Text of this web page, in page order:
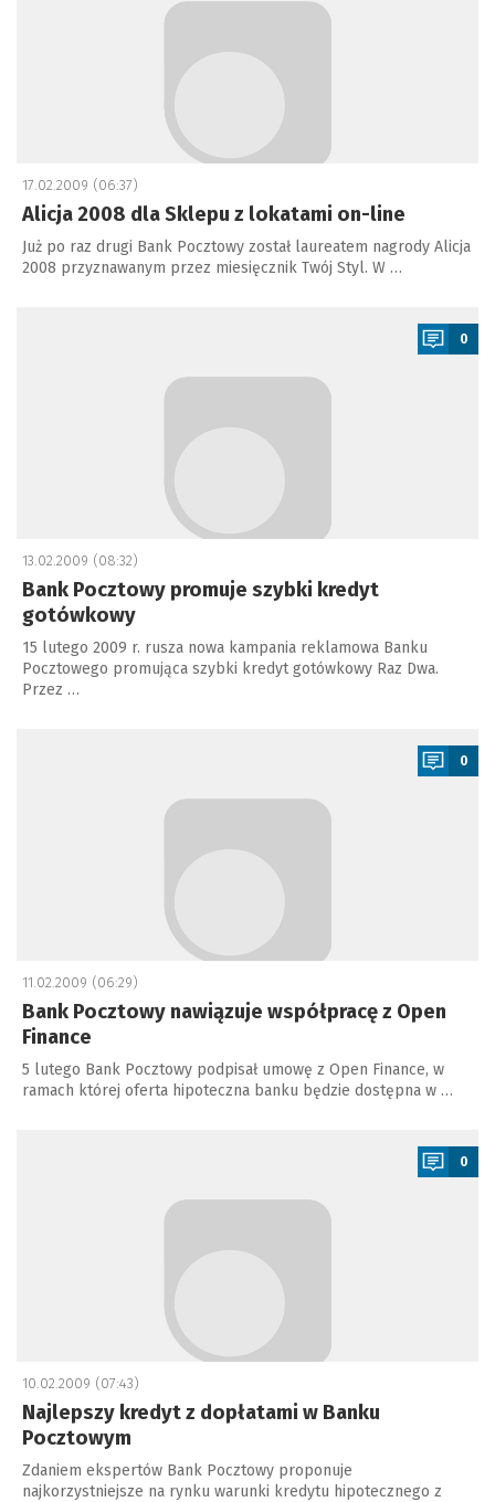
17.02.2009 (06:37)
Alicja 2008 dla Sklepu z lokatami on-line
Już po raz drugi Bank Pocztowy został laureatem nagrody Alicja
2008 przyznawanym przez miesięcznik Twój Styl. W …
0
13.02.2009 (08:32)
Bank Pocztowy promuje szybki kredyt
gotówkowy
15 lutego 2009 r. rusza nowa kampania reklamowa Banku
Pocztowego promująca szybki kredyt gotówkowy Raz Dwa.
Przez …
0
11.02.2009 (06:29)
Bank Pocztowy nawiązuje współpracę z Open
Finance
5 lutego Bank Pocztowy podpisał umowę z Open Finance, w
ramach której oferta hipoteczna banku będzie dostępna w …
0
10.02.2009 (07:43)
Najlepszy kredyt z dopłatami w Banku
Pocztowym
Zdaniem ekspertów Bank Pocztowy proponuje
najkorzystniejsze na rynku warunki kredytu hipotecznego z